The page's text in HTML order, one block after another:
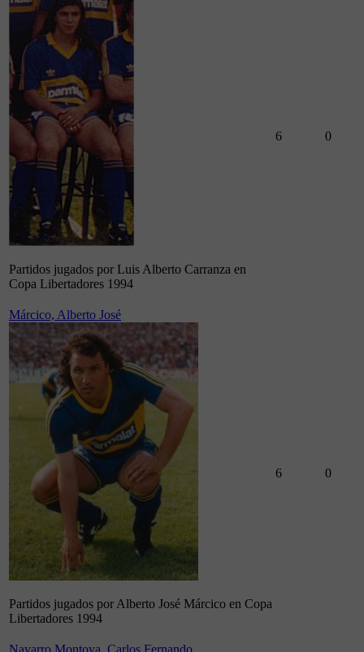
Partidos jugados por Luis Alberto Carranza en
Copa Libertadores 1994
6 0
Márcico, Alberto José
Partidos jugados por Alberto José Márcico en Copa
Libertadores 1994
6 0